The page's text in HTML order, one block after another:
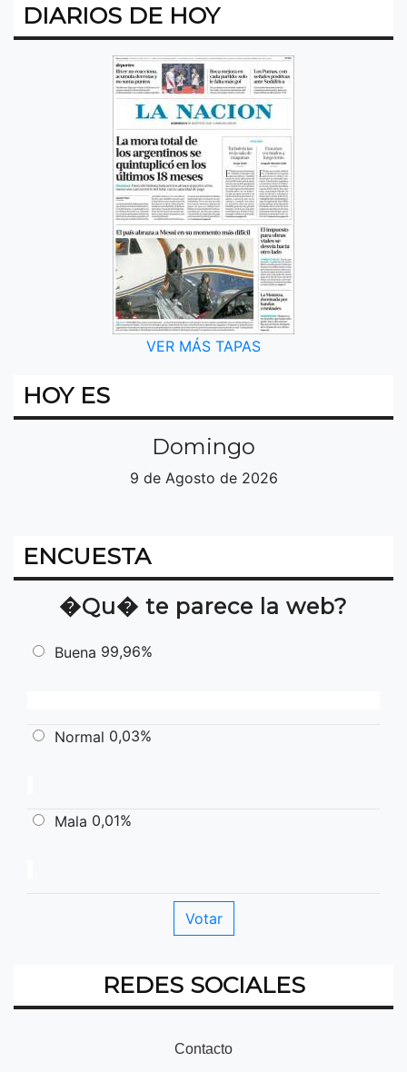
DIARIOS DE HOY
VER MÁS TAPAS
HOY ES
Domingo
9 de Agosto de 2026
ENCUESTA
�Qu� te parece la web?
Buena 99,96%
Normal 0,03%
Mala 0,01%
REDES SOCIALES
Contacto